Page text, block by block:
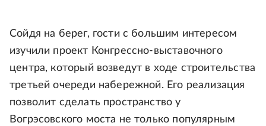
Сойдя на берег, гости с большим интересом
изучили проект Конгрессно-выставочного
центра, который возведут в ходе строительства
третьей очереди набережной. Его реализация
позволит сделать пространство у
Вогрэсовского моста не только популярным